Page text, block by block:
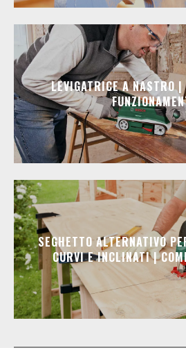
LEVIGATRICE A NASTRO
SEGHETTO ALTERNATIVO
CURVI E INCLINATI |